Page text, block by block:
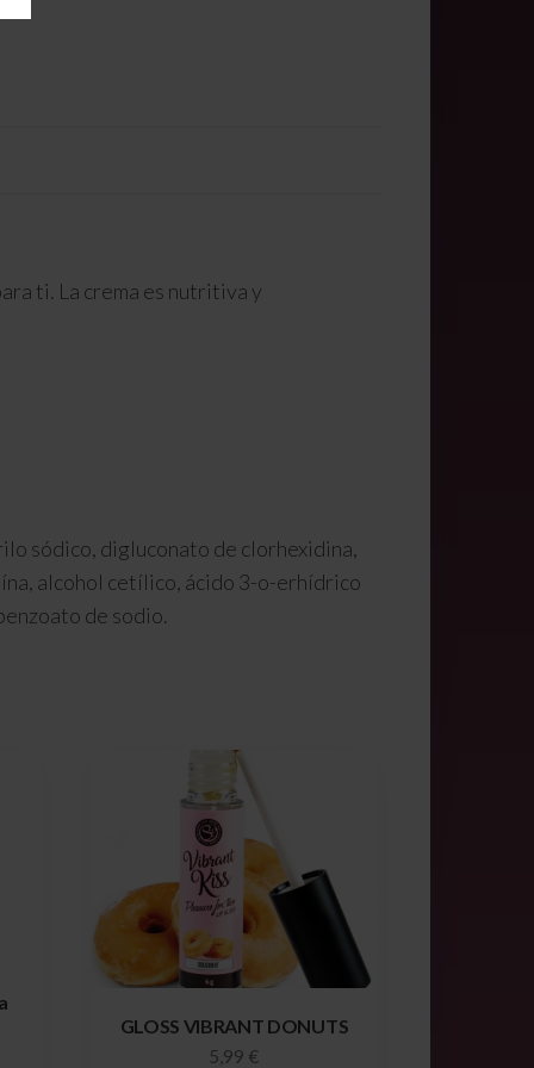
ti. La crema es nutritiva y
sódico, digluconato de clorhexidina,
alcohol cetílico, ácido 3-o-erhídrico
de sodio.
GLOSS VIBRANT DONUTS
5,99 €